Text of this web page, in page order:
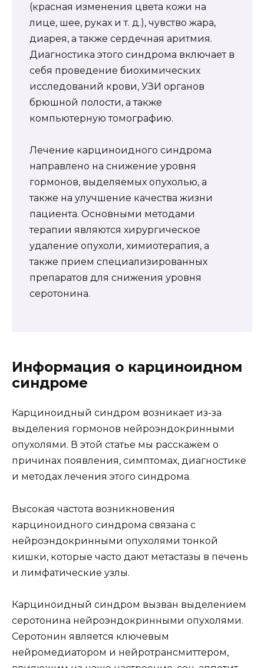
(красная изменения цвета кожи на
лице, шее, руках и т. д.), чувство жара,
диарея, а также сердечная аритмия.
Диагностика этого синдрома включает в
себя проведение биохимических
исследований крови, УЗИ органов
брюшной полости, а также
компьютерную томографию.
Лечение карциноидного синдрома
направлено на снижение уровня
гормонов, выделяемых опухолью, а
также на улучшение качества жизни
пациента. Основными методами
терапии являются хирургическое
удаление опухоли, химиотерапия, а
также прием специализированных
препаратов для снижения уровня
серотонина.
Информация о карциноидном
синдроме
Карциноидный синдром возникает из-за
выделения гормонов нейроэндокринными
опухолями. В этой статье мы расскажем о
причинах появления, симптомах, диагностике
и методах лечения этого синдрома.
Высокая частота возникновения
карциноидного синдрома связана с
нейроэндокринными опухолями тонкой
кишки, которые часто дают метастазы в печень
и лимфатические узлы.
Карциноидный синдром вызван выделением
серотонина нейроэндокринными опухолями.
Серотонин является ключевым
нейромедиатором и нейротрансмиттером,